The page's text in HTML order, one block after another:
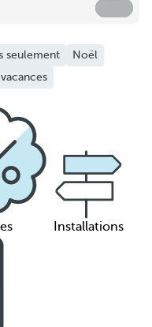
seulement
Noël
vacances
Installations